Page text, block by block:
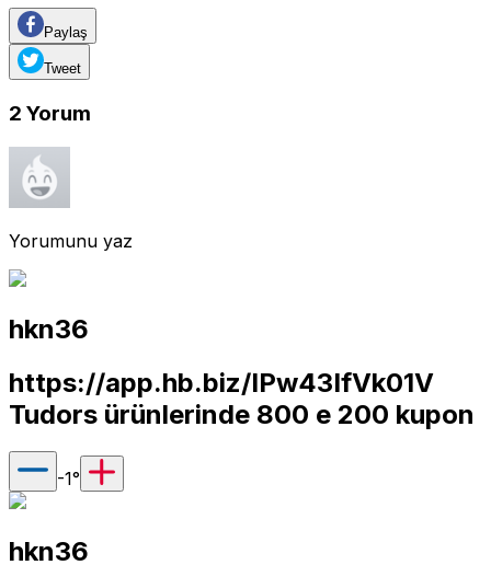
Paylaş
Tweet
2 Yorum
Yorumunu yaz
hkn36
https://app.hb.biz/IPw43IfVk01V
Tudors ürünlerinde 800 e 200 kupon
-1°
hkn36